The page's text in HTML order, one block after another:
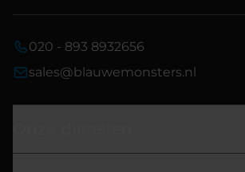
020 - 893 8932656
sales@blauwemonsters.nl